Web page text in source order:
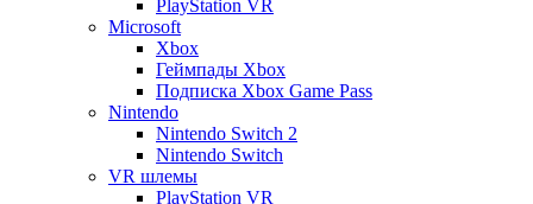
PlayStation VR
Microsoft
Xbox
Геймпады Xbox
Подписка Xbox Game Pass
Nintendo
Nintendo Switch 2
Nintendo Switch
VR шлемы
PlayStation VR